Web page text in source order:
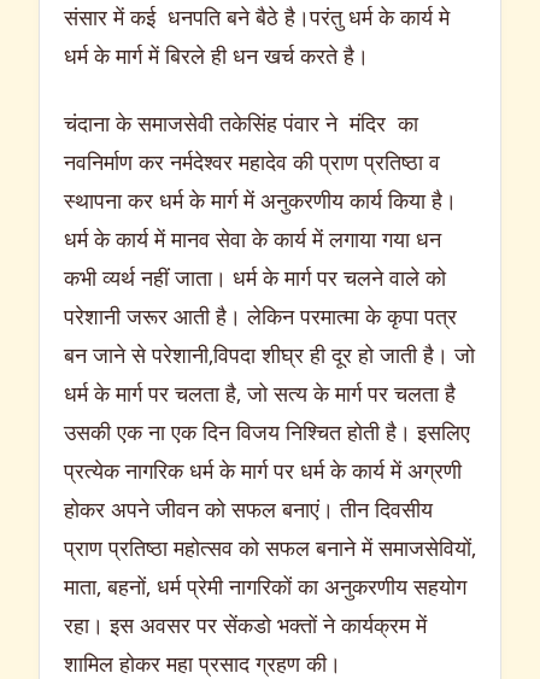
संसार में कई धनपति बने बैठे है।परंतु धर्म के कार्य मे
धर्म के मार्ग में बिरले ही धन खर्च करते है।
चंदाना के समाजसेवी तकेसिंह पंवार ने मंदिर का
नवनिर्माण कर नर्मदेश्वर महादेव की प्राण प्रतिष्ठा व
स्थापना कर धर्म के मार्ग में अनुकरणीय कार्य किया है।
धर्म के कार्य में मानव सेवा के कार्य में लगाया गया धन
कभी व्यर्थ नहीं जाता। धर्म के मार्ग पर चलने वाले को
परेशानी जरूर आती है। लेकिन परमात्मा के कृपा पत्र
बन जाने से परेशानी,विपदा शीघ्र ही दूर हो जाती है। जो
धर्म के मार्ग पर चलता है, जो सत्य के मार्ग पर चलता है
उसकी एक ना एक दिन विजय निश्चित होती है। इसलिए
प्रत्येक नागरिक धर्म के मार्ग पर धर्म के कार्य में अग्रणी
होकर अपने जीवन को सफल बनाएं। तीन दिवसीय
प्राण प्रतिष्ठा महोत्सव को सफल बनाने में समाजसेवियों,
माता, बहनों, धर्म प्रेमी नागरिकों का अनुकरणीय सहयोग
रहा। इस अवसर पर सेंकडो भक्तों ने कार्यक्रम में
शामिल होकर महा प्रसाद ग्रहण की।